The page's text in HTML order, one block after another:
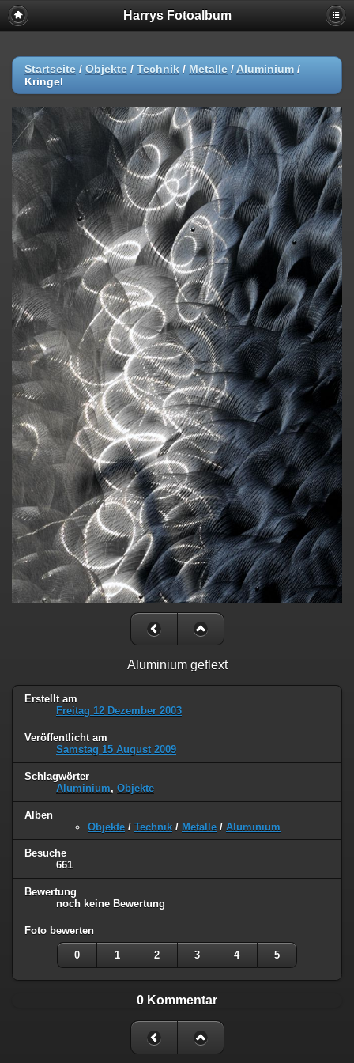
Harrys Fotoalbum
Startseite / Objekte / Technik / Metalle / Aluminium /
Kringel
Aluminium geflext
Erstellt am
Freitag 12 Dezember 2003
Veröffentlicht am
Samstag 15 August 2009
Schlagwörter
Aluminium, Objekte
Alben
Objekte / Technik / Metalle / Aluminium
Besuche
661
Bewertung
noch keine Bewertung
Foto bewerten
0 1 2 3 4 5
0 Kommentar